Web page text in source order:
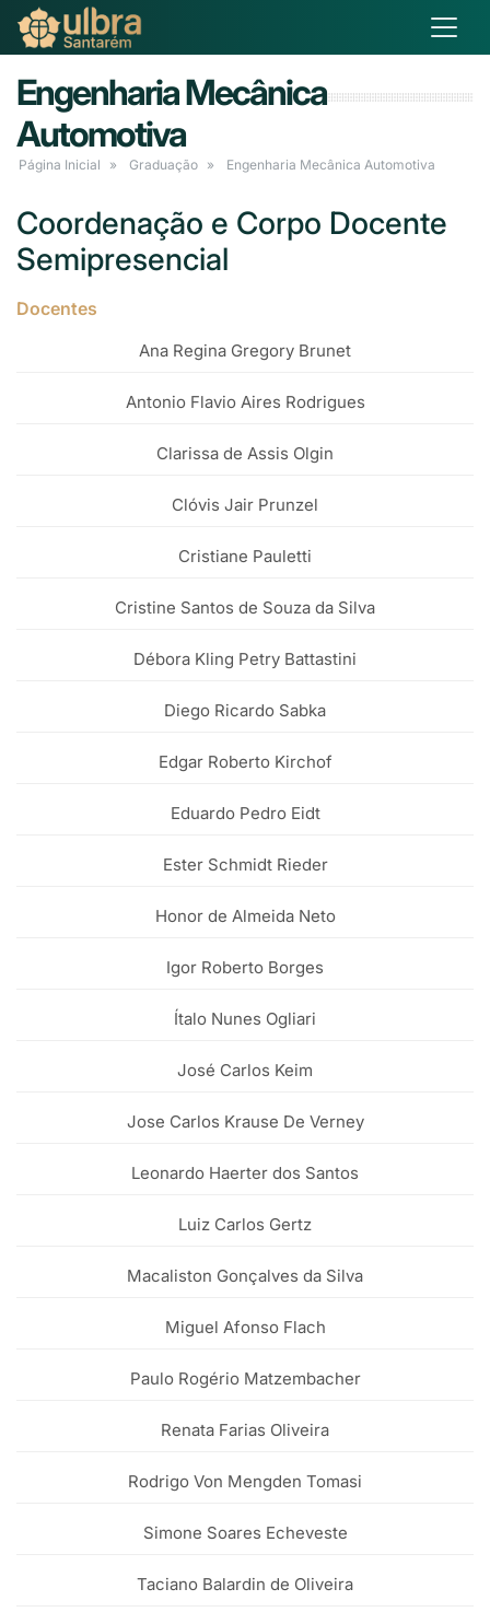
Engenharia Mecânica
Automotiva
Página Inicial Graduação Engenharia Mecânica Automotiva
Coordenação e Corpo Docente
Semipresencial
Docentes
Ana Regina Gregory Brunet
Antonio Flavio Aires Rodrigues
Clarissa de Assis Olgin
Clóvis Jair Prunzel
Cristiane Pauletti
Cristine Santos de Souza da Silva
Débora Kling Petry Battastini
Diego Ricardo Sabka
Edgar Roberto Kirchof
Eduardo Pedro Eidt
Ester Schmidt Rieder
Honor de Almeida Neto
Igor Roberto Borges
Ítalo Nunes Ogliari
José Carlos Keim
Jose Carlos Krause De Verney
Leonardo Haerter dos Santos
Luiz Carlos Gertz
Macaliston Gonçalves da Silva
Miguel Afonso Flach
Paulo Rogério Matzembacher
Renata Farias Oliveira
Rodrigo Von Mengden Tomasi
Simone Soares Echeveste
Taciano Balardin de Oliveira